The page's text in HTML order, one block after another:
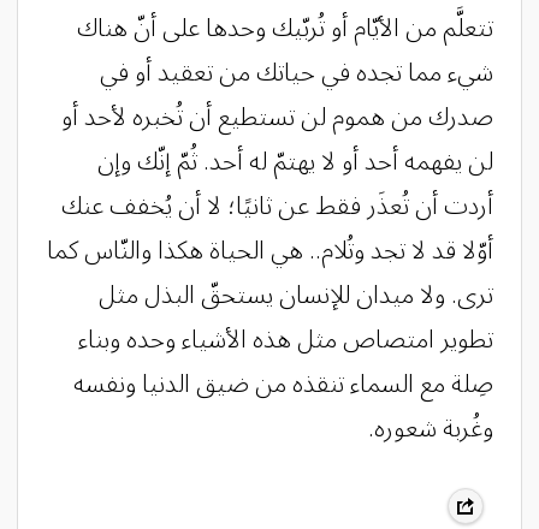
تتعلَّم من الأيّام أو تُربّيك وحدها على أنّ هناك
شيء مما تجده في حياتك من تعقيد أو في
صدرك من هموم لن تستطيع أن تُخبره لأحد أو
لن يفهمه أحد أو لا يهتمّ له أحد. ثُمّ إنّك وإن
أردت أن تُعذَر فقط عن ثانيًا؛ لا أن يُخفف عنك
أوّلا قد لا تجد وتُلام.. هي الحياة هكذا والنّاس كما
ترى. ولا ميدان للإنسان يستحقّ البذل مثل
تطوير امتصاص مثل هذه الأشياء وحده وبناء
صِلة مع السماء تنقذه من ضيق الدنيا ونفسه
وغُربة شعوره.